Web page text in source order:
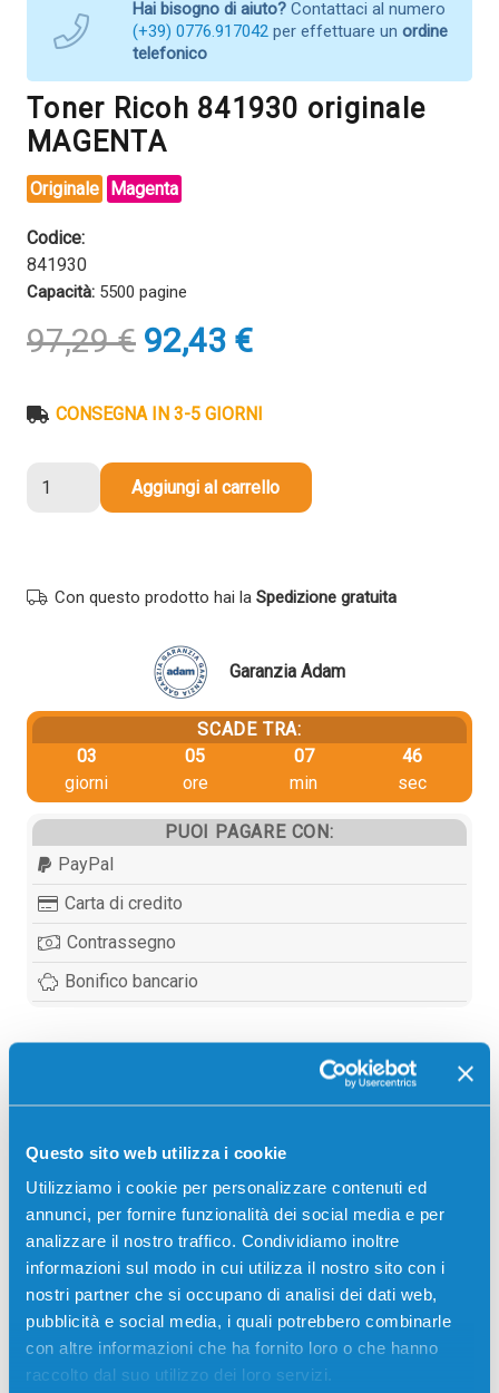
Questo sito web utilizza i cookie
Utilizziamo i cookie per personalizzare contenuti ed
annunci, per fornire funzionalità dei social media e per
analizzare il nostro traffico. Condividiamo inoltre
informazioni sul modo in cui utilizza il nostro sito con i
nostri partner che si occupano di analisi dei dati web,
pubblicità e social media, i quali potrebbero combinarle
con altre informazioni che ha fornito loro o che hanno
raccolto dal suo utilizzo dei loro servizi.
Hai bisogno di aiuto? Contattaci al numero
(+39) 0776.917042 per effettuare un ordine
telefonico
Toner Ricoh 841930 originale
MAGENTA
Originale Magenta
Codice:
841930
Capacità: 5500 pagine
97,29€ Il
prezzo
era:
92,43 €Il
prezzo
è:
CONSEGNA IN 3-5 GIORNI
quantità
Aggiungi al carrello
Con questo prodotto hai la Spedizione gratuita
Garanzia Adam
SCADE TRA:
03
giorni
05
ore
07
min
46
sec
PUOI PAGARE CON:
PayPal
Carta di credito
Contrassegno
Bonifico bancario
Toner Ricoh 841930 originale MAGENTA 5500 pagine
per Stampanti: Ricoh MP C2003, Ricoh MP C2004,
Ricoh MP C2011, Ricoh MP C2503